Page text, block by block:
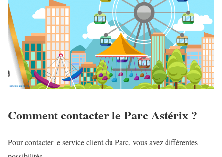
Comment contacter le Parc Astérix ?
Pour contacter le service client du Parc, vous avez différentes